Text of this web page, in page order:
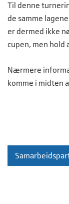
Til denne
de samme
er dermed ikke
cupen, men hold
Nærmere
komme i midten